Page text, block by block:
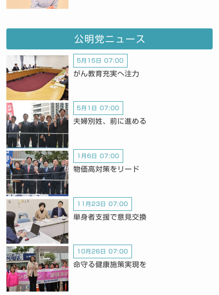
公明党ニュース
5月15日 07:00
がん教育充実へ注力
5月1日 07:00
夫婦別姓、前に進める
1月6日 07:00
物価高対策をリード
11月23日 07:00
単身者支援で意見交換
10月26日 07:00
命守る健康施策実現を